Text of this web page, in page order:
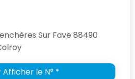
Sur Fave 88490
le N° *